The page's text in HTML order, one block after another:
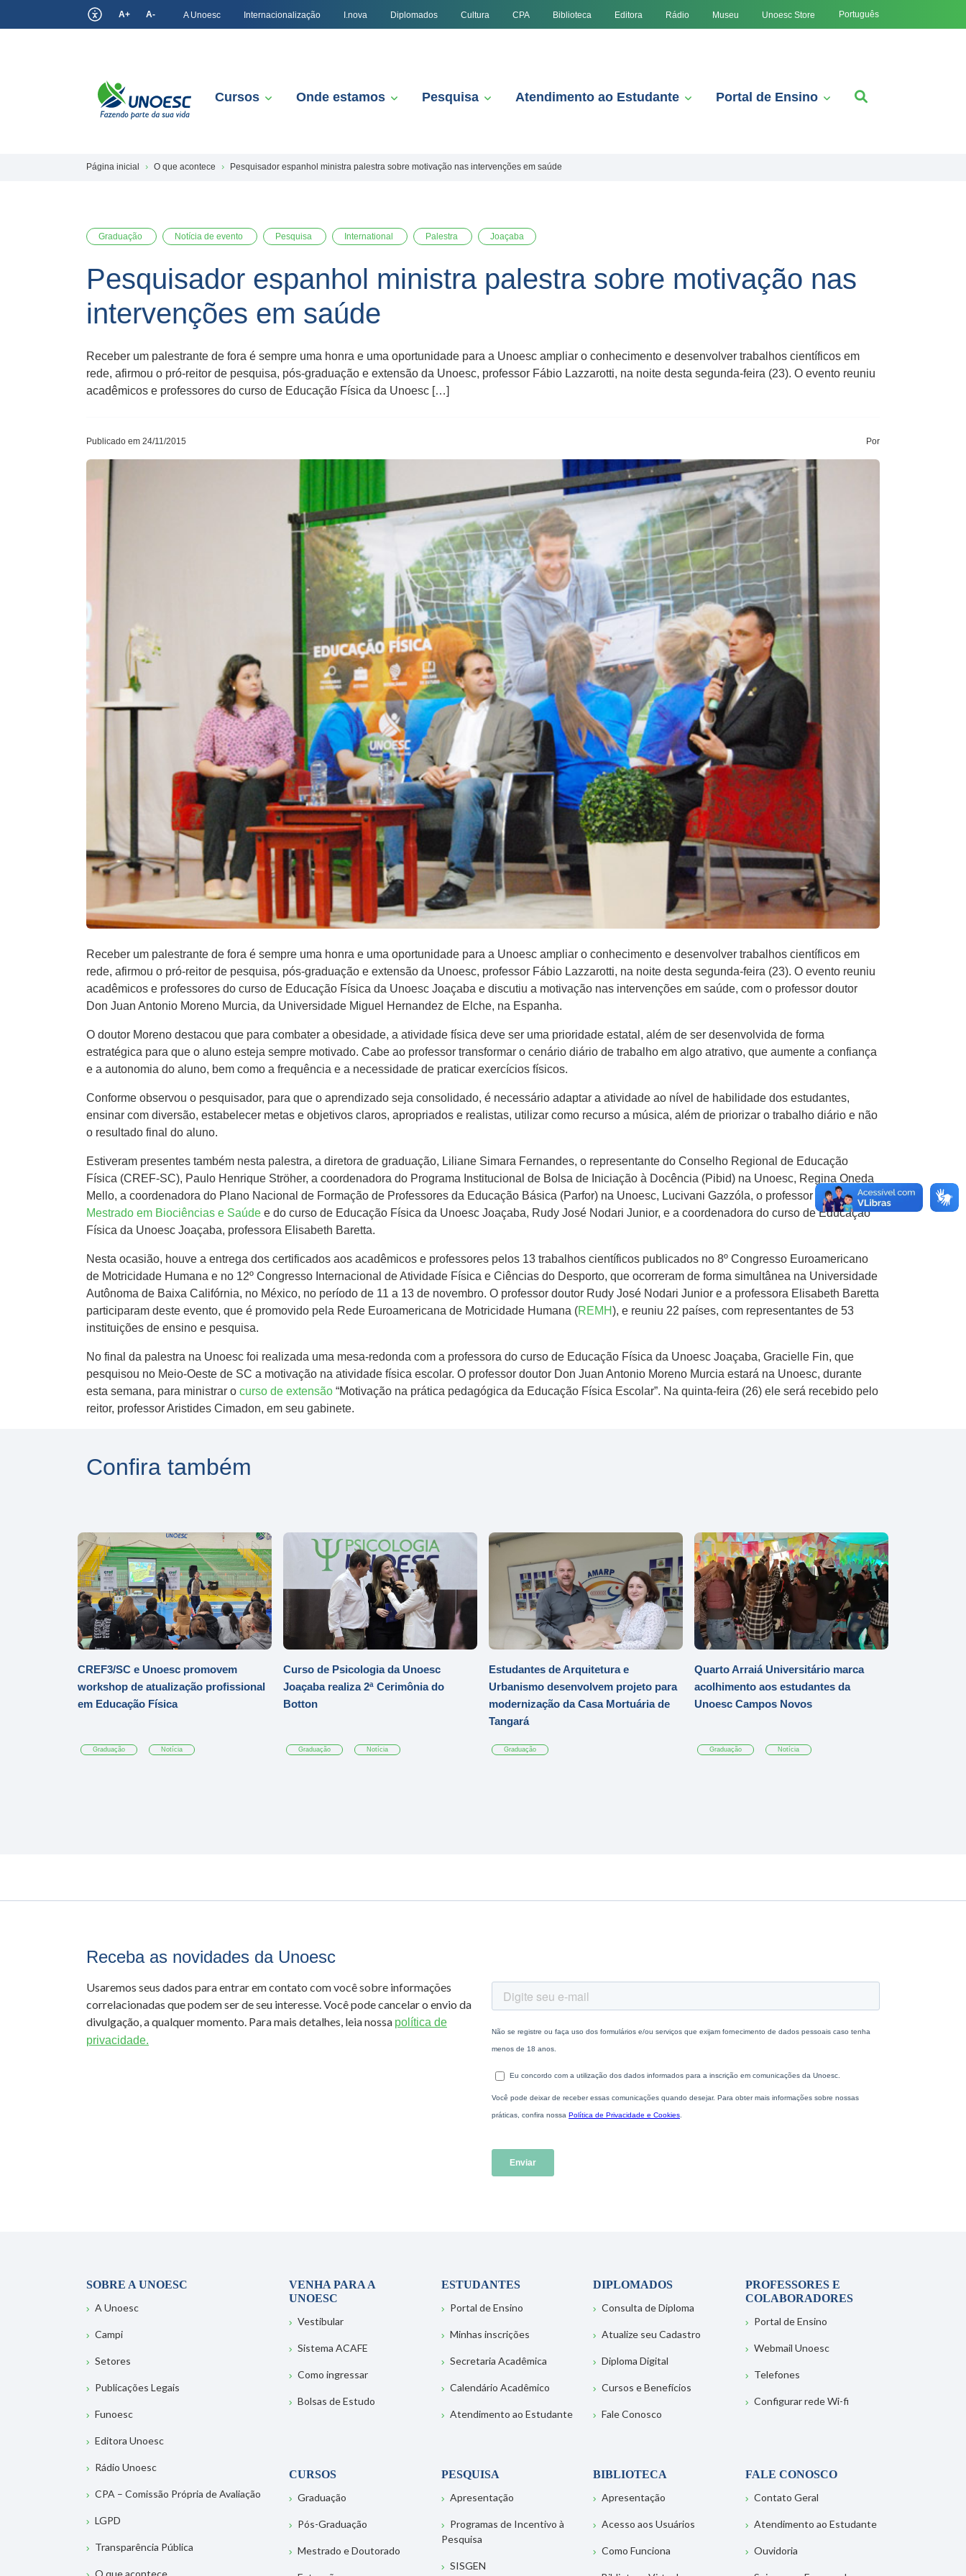
A+ A- A Unoesc Internacionalização I.nova Diplomados Cultura CPA Biblioteca Editora Rádio Museu Unoesc Store Português
Cursos Onde estamos Pesquisa Atendimento ao Estudante Portal de Ensino
Página inicial O que acontece Pesquisador espanhol ministra palestra sobre motivação nas intervenções em saúde
Graduação Notícia de evento Pesquisa International Palestra Joaçaba
Pesquisador espanhol ministra palestra sobre motivação nas
intervenções em saúde
Receber um palestrante de fora é sempre uma honra e uma oportunidade para a Unoesc ampliar o conhecimento e desenvolver trabalhos científicos em
rede, afirmou o pró-reitor de pesquisa, pós-graduação e extensão da Unoesc, professor Fábio Lazzarotti, na noite desta segunda-feira (23). O evento reuniu
acadêmicos e professores do curso de Educação Física da Unoesc […]
Publicado em 24/11/2015 Por
Receber um palestrante de fora é sempre uma honra e uma oportunidade para a Unoesc ampliar o conhecimento e desenvolver trabalhos científicos em
rede, afirmou o pró-reitor de pesquisa, pós-graduação e extensão da Unoesc, professor Fábio Lazzarotti, na noite desta segunda-feira (23). O evento reuniu
acadêmicos e professores do curso de Educação Física da Unoesc Joaçaba e discutiu a motivação nas intervenções em saúde, com o professor doutor
Don Juan Antonio Moreno Murcia, da Universidade Miguel Hernandez de Elche, na Espanha.
O doutor Moreno destacou que para combater a obesidade, a atividade física deve ser uma prioridade estatal, além de ser desenvolvida de forma
estratégica para que o aluno esteja sempre motivado. Cabe ao professor transformar o cenário diário de trabalho em algo atrativo, que aumente a confiança
e a autonomia do aluno, bem como a frequência e a necessidade de praticar exercícios físicos.
Conforme observou o pesquisador, para que o aprendizado seja consolidado, é necessário adaptar a atividade ao nível de habilidade dos estudantes,
ensinar com diversão, estabelecer metas e objetivos claros, apropriados e realistas, utilizar como recurso a música, além de priorizar o trabalho diário e não
o resultado final do aluno.
Estiveram presentes também nesta palestra, a diretora de graduação, Liliane Simara Fernandes, o representante do Conselho Regional de Educação
Física (CREF-SC), Paulo Henrique Ströher, a coordenadora do Programa Institucional de Bolsa de Iniciação à Docência (Pibid) na Unoesc, Regina Oneda
Mello, a coordenadora do Plano Nacional de Formação de Professores da Educação Básica (Parfor) na Unoesc, Lucivani Gazzóla, o professor doutor do
Mestrado em Biociências e Saúde e do curso de Educação Física da Unoesc Joaçaba, Rudy José Nodari Junior, e a coordenadora do curso de Educação
Física da Unoesc Joaçaba, professora Elisabeth Baretta.
Nesta ocasião, houve a entrega dos certificados aos acadêmicos e professores pelos 13 trabalhos científicos publicados no 8º Congresso Euroamericano
de Motricidade Humana e no 12º Congresso Internacional de Atividade Física e Ciências do Desporto, que ocorreram de forma simultânea na Universidade
Autônoma de Baixa Califórnia, no México, no período de 11 a 13 de novembro. O professor doutor Rudy José Nodari Junior e a professora Elisabeth Baretta
participaram deste evento, que é promovido pela Rede Euroamericana de Motricidade Humana (REMH), e reuniu 22 países, com representantes de 53
instituições de ensino e pesquisa.
No final da palestra na Unoesc foi realizada uma mesa-redonda com a professora do curso de Educação Física da Unoesc Joaçaba, Gracielle Fin, que
pesquisou no Meio-Oeste de SC a motivação na atividade física escolar. O professor doutor Don Juan Antonio Moreno Murcia estará na Unoesc, durante
esta semana, para ministrar o curso de extensão “Motivação na prática pedagógica da Educação Física Escolar”. Na quinta-feira (26) ele será recebido pelo
reitor, professor Aristides Cimadon, em seu gabinete.
Confira também
CREF3/SC e Unoesc promovem
workshop de atualização profissional
em Educação Física
Graduação Notícia
Curso de Psicologia da Unoesc
Joaçaba realiza 2ª Cerimônia do
Botton
Graduação Notícia
Estudantes de Arquitetura e
Urbanismo desenvolvem projeto para
modernização da Casa Mortuária de
Tangará
Graduação
Quarto Arraiá Universitário marca
acolhimento aos estudantes da
Unoesc Campos Novos
Graduação Notícia
Receba as novidades da Unoesc
Usaremos seus dados para entrar em contato com você sobre informações
correlacionadas que podem ser de seu interesse. Você pode cancelar o envio da
divulgação, a qualquer momento. Para mais detalhes, leia nossa política de
privacidade.
SOBRE A UNOESC
A Unoesc
Campi
Setores
Publicações Legais
Funoesc
Editora Unoesc
Rádio Unoesc
CPA – Comissão Própria de Avaliação
LGPD
Transparência Pública
VENHA PARA A
UNOESC
Vestibular
Sistema ACAFE
Como ingressar
Bolsas de Estudo
ESTUDANTES
Portal de Ensino
Minhas inscrições
Secretaria Acadêmica
Calendário Acadêmico
Atendimento ao Estudante
DIPLOMADOS
Consulta de Diploma
Atualize seu Cadastro
Diploma Digital
Cursos e Benefícios
Fale Conosco
PROFESSORES E
COLABORADORES
Portal de Ensino
Webmail Unoesc
Telefones
Configurar rede Wi-fi
CURSOS
Graduação
Pós-Graduação
Mestrado e Doutorado
PESQUISA
Apresentação
Programas de Incentivo à
Pesquisa
SISGEN
BIBLIOTECA
Apresentação
Acesso aos Usuários
Como Funciona
FALE CONOSCO
Contato Geral
Atendimento ao Estudante
Ouvidoria